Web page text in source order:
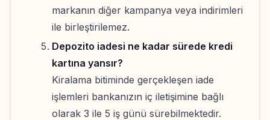
markanın diğer kampanya veya indirimleri
ile birleştirilemez.
Depozito iadesi ne kadar sürede kredi
kartına yansır?
Kiralama bitiminde gerçekleşen iade
işlemleri bankanızın iç iletişimine bağlı
olarak 3 ile 5 iş günü sürebilmektedir.